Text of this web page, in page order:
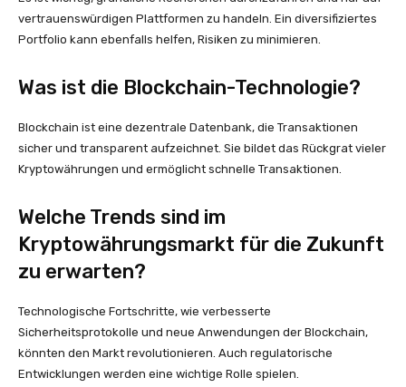
vertrauenswürdigen Plattformen zu handeln. Ein diversifiziertes
Portfolio kann ebenfalls helfen, Risiken zu minimieren.
Was ist die Blockchain-Technologie?
Blockchain ist eine dezentrale Datenbank, die Transaktionen
sicher und transparent aufzeichnet. Sie bildet das Rückgrat vieler
Kryptowährungen und ermöglicht schnelle Transaktionen.
Welche Trends sind im
Kryptowährungsmarkt für die Zukunft
zu erwarten?
Technologische Fortschritte, wie verbesserte
Sicherheitsprotokolle und neue Anwendungen der Blockchain,
könnten den Markt revolutionieren. Auch regulatorische
Entwicklungen werden eine wichtige Rolle spielen.